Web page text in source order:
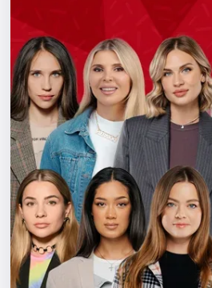
Квесты
Экскурсии
Спорт
События
Города
Площадки
Артисты